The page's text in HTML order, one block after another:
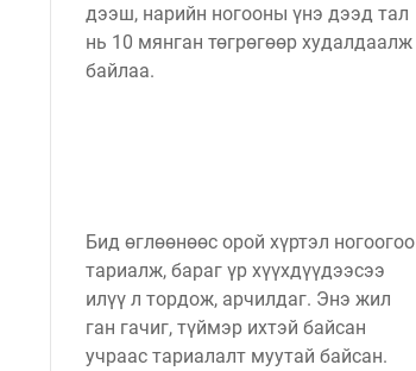
дээш, нарийн ногооны үнэ дээд тал
нь 10 мянган төгрөгөөр худалдаалж
байлаа.
Бид өглөөнөөс орой хүртэл ногоогоо
тариалж, бараг үр хүүхдүүдээсээ
илүү л тордож, арчилдаг. Энэ жил
ган гачиг, түймэр ихтэй байсан
учраас тариалалт муутай байсан.